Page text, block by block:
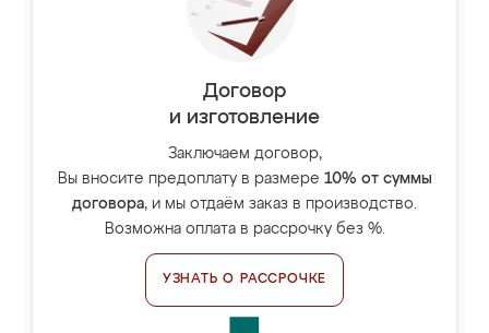
Договор
и изготовление
Заключаем договор,
Вы вносите предоплату в размере 10% от суммы
договора, и мы отдаём заказ в производство.
Возможна оплата в рассрочку без %.
УЗНАТЬ О РАССРОЧКЕ